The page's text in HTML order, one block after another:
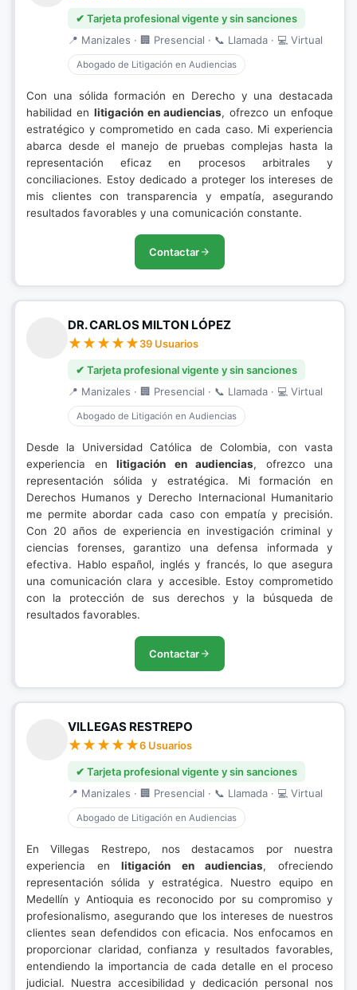
✔ Tarjeta profesional vigente y sin sanciones
📍 Manizales · 🏢 Presencial · 📞 Llamada · 💻 Virtual
Abogado de Litigación en Audiencias
Con una sólida formación en Derecho y una destacada
habilidad en litigación en audiencias, ofrezco un enfoque
estratégico y comprometido en cada caso. Mi experiencia
abarca desde el manejo de pruebas complejas hasta la
representación eficaz en procesos arbitrales y
conciliaciones. Estoy dedicado a proteger los intereses de
mis clientes con transparencia y empatía, asegurando
resultados favorables y una comunicación constante.
Contactar
DR. CARLOS MILTON LÓPEZ
39 Usuarios
✔ Tarjeta profesional vigente y sin sanciones
📍 Manizales · 🏢 Presencial · 📞 Llamada · 💻 Virtual
Abogado de Litigación en Audiencias
Desde la Universidad Católica de Colombia, con vasta
experiencia en litigación en audiencias, ofrezco una
representación sólida y estratégica. Mi formación en
Derechos Humanos y Derecho Internacional Humanitario
me permite abordar cada caso con empatía y precisión.
Con 20 años de experiencia en investigación criminal y
ciencias forenses, garantizo una defensa informada y
efectiva. Hablo español, inglés y francés, lo que asegura
una comunicación clara y accesible. Estoy comprometido
con la protección de sus derechos y la búsqueda de
resultados favorables.
Contactar
VILLEGAS RESTREPO
6 Usuarios
✔ Tarjeta profesional vigente y sin sanciones
📍 Manizales · 🏢 Presencial · 📞 Llamada · 💻 Virtual
Abogado de Litigación en Audiencias
En Villegas Restrepo, nos destacamos por nuestra
experiencia enlitigación en audiencias, ofreciendo
representación sólida y estratégica. Nuestro equipo en
Medellín y Antioquia es reconocido por su compromiso y
profesionalismo, asegurando que los intereses de nuestros
clientes sean defendidos con eficacia. Nos enfocamos en
proporcionar claridad, confianza y resultados favorables,
entendiendo la importancia de cada detalle en el proceso
judicial. Nuestra accesibilidad y dedicación personal nos